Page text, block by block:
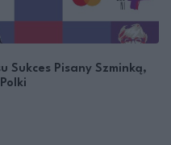
Sukces Pisany Szminką,